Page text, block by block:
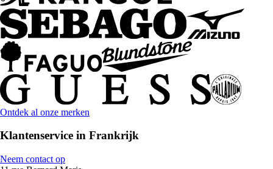
Ontdek al onze merken
Klantenservice in Frankrijk
Neem contact op